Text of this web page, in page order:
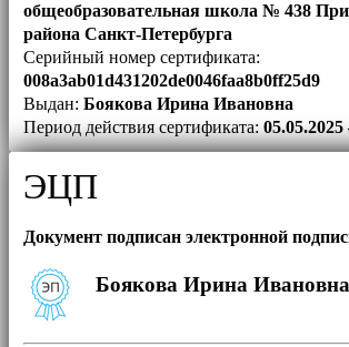
общеобразовательная школа № 438
района Санкт-Петербурга
Серийный номер сертификата:
008a3ab01d431202de0046faa8b0ff25d9
Выдан: Боякова Ирина Ивановна
Период действия сертификата:
ЭЦП
Документ подписан электронной
Боякова Ирина Ивановна